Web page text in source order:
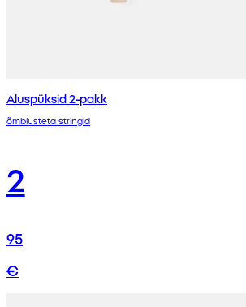
Aluspüksid 2-pakk
õmblusteta stringid
2
95
€